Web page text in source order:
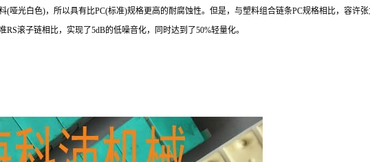
(哑光白色)，所以具有比PC(标准)规格更高的耐腐蚀性。但是，与塑料组合链条PC规格相比，容许
滚子链相比，实现了5dB的低噪音化，同时达到了50%轻量化。